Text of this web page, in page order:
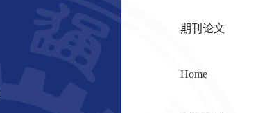
期刊论文
Home